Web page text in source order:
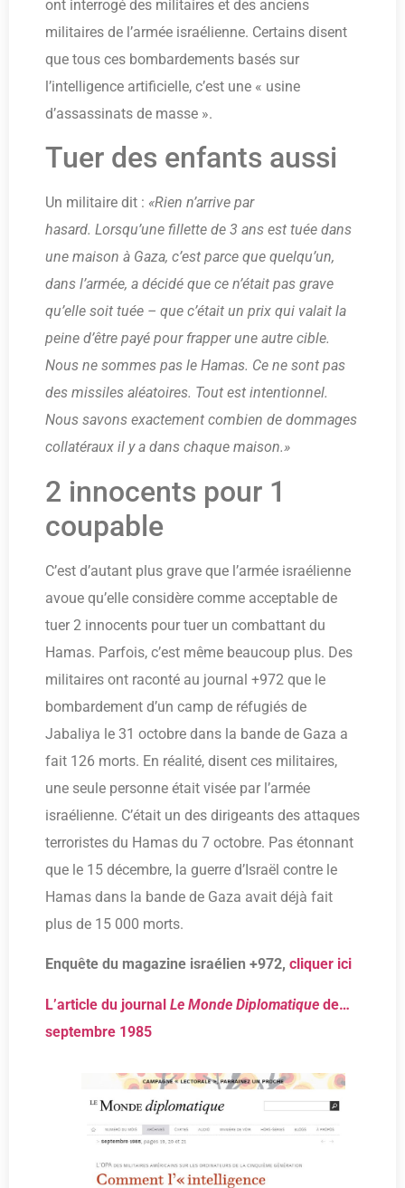
ont interrogé des militaires et des anciens
militaires de l’armée israélienne. Certains disent
que tous ces bombardements basés sur
l’intelligence artificielle, c’est une « usine
d’assassinats de masse ».
Tuer des enfants aussi
Un militaire dit : «Rien n’arrive par
hasard. Lorsqu’une fillette de 3 ans est tuée dans
une maison à Gaza, c’est parce que quelqu’un,
dans l’armée, a décidé que ce n’était pas grave
qu’elle soit tuée – que c’était un prix qui valait la
peine d’être payé pour frapper une autre cible.
Nous ne sommes pas le Hamas. Ce ne sont pas
des missiles aléatoires. Tout est intentionnel.
Nous savons exactement combien de dommages
collatéraux il y a dans chaque maison.»
2 innocents pour 1
coupable
C’est d’autant plus grave que l’armée israélienne
avoue qu’elle considère comme acceptable de
tuer 2 innocents pour tuer un combattant du
Hamas. Parfois, c’est même beaucoup plus. Des
militaires ont raconté au journal +972 que le
bombardement d’un camp de réfugiés de
Jabaliya le 31 octobre dans la bande de Gaza a
fait 126 morts. En réalité, disent ces militaires,
une seule personne était visée par l’armée
israélienne. C’était un des dirigeants des attaques
terroristes du Hamas du 7 octobre. Pas étonnant
que le 15 décembre, la guerre d’Israël contre le
Hamas dans la bande de Gaza avait déjà fait
plus de 15 000 morts.
Enquête du magazine israélien +972, cliquer ici
L’article du journal Le Monde Diplomatique de…
septembre 1985